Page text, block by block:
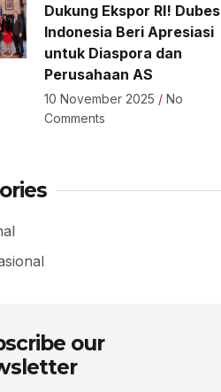
Dukung Ekspor RI! Dubes
Indonesia Beri Apresiasi
untuk Diaspora dan
Perusahaan AS
10 November 2025
No
Comments
our